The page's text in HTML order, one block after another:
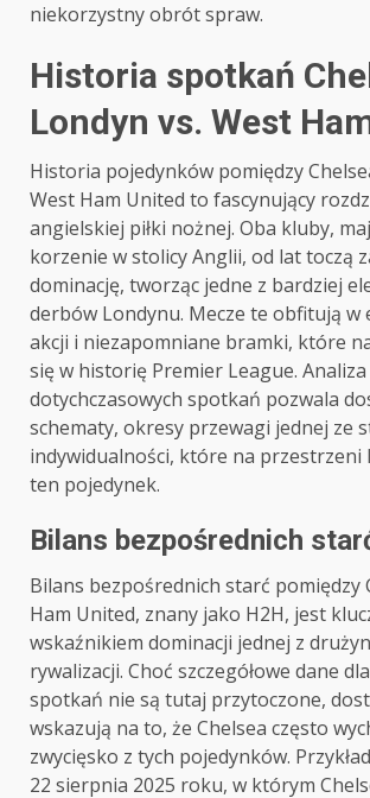
niekorzystny obrót spraw.
Historia spotkań
Londyn vs. West
Historia pojedynków pomiędzy
West Ham United to fascynujący
angielskiej piłki nożnej. Oba kluby,
korzenie w stolicy Anglii, od lat toczą
dominację, tworząc jedne z bardziej
derbów Londynu. Mecze te obfitują w
akcji i niezapomniane bramki, które
się w historię Premier League. Analiza
dotychczasowych spotkań pozwala
schematy, okresy przewagi jednej ze
indywidualności, które na przestrzeni
ten pojedynek.
Bilans bezpośrednich
Bilans bezpośrednich starć pomiędzy
Ham United, znany jako H2H, jest
wskaźnikiem dominacji jednej z
rywalizacji. Choć szczegółowe dane
spotkań nie są tutaj przytoczone,
wskazują na to, że Chelsea często
zwycięsko z tych pojedynków.
22 sierpnia 2025 roku, w którym